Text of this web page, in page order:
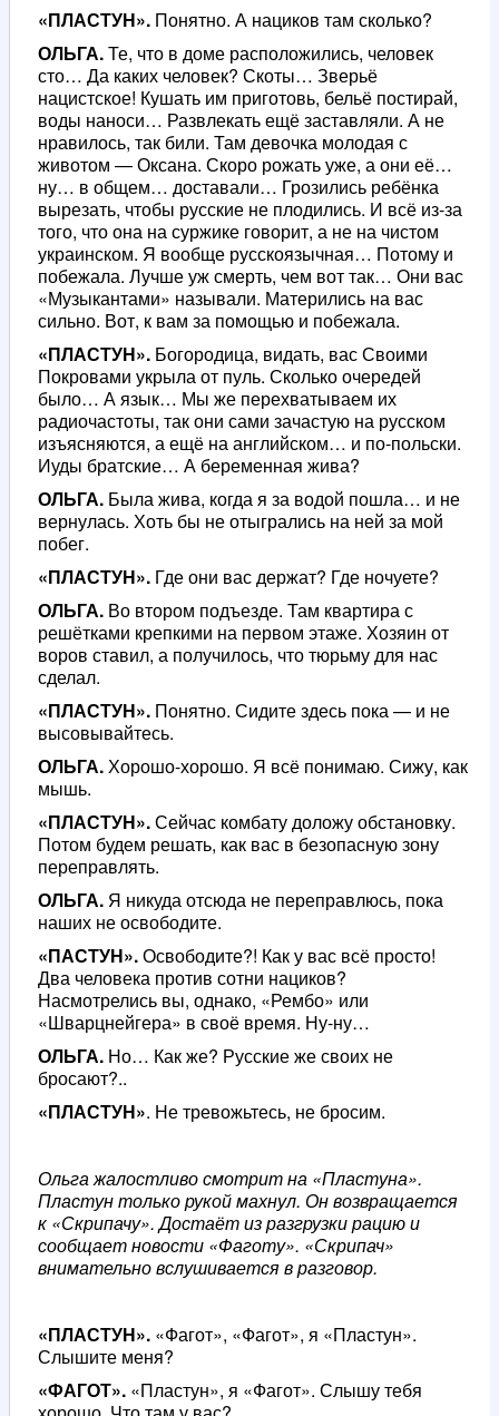
«ПЛАСТУН». Понятно. А нациков там сколько?
ОЛЬГА.Те, что в доме расположились, человек
сто… Да каких человек? Скоты… Зверьё
нацистское! Кушать им приготовь, бельё постирай,
воды наноси… Развлекать ещё заставляли. А не
нравилось, так били. Там девочка молодая с
животом — Оксана. Скоро рожать уже, а они её…
ну… в общем… доставали… Грозились ребёнка
вырезать, чтобы русские не плодились. И всё из-за
того, что она на суржике говорит, а не на чистом
украинском. Я вообще русскоязычная… Потому и
побежала. Лучше уж смерть, чем вот так… Они вас
«Музыкантами» называли. Матерились на вас
сильно. Вот, к вам за помощью и побежала.
«ПЛАСТУН». Богородица, видать, вас Своими
Покровами укрыла от пуль. Сколько очередей
было… А язык… Мы же перехватываем их
радиочастоты, так они сами зачастую на русском
изъясняются, а ещё на английском… и по-польски.
Иуды братские… А беременная жива?
ОЛЬГА. Была жива, когда я за водой пошла… и не
вернулась. Хоть бы не отыгрались на ней за мой
побег.
«ПЛАСТУН». Где они вас держат? Где ночуете?
ОЛЬГА. Во втором подъезде. Там квартира с
решётками крепкими на первом этаже. Хозяин от
воров ставил, а получилось, что тюрьму для нас
сделал.
«ПЛАСТУН». Понятно. Сидите здесь пока — и не
высовывайтесь.
ОЛЬГА.Хорошо-хорошо. Я всё понимаю. Сижу, как
мышь.
«ПЛАСТУН».Сейчас комбату доложу обстановку.
Потом будем решать, как вас в безопасную зону
переправлять.
ОЛЬГА. Я никуда отсюда не переправлюсь, пока
наших не освободите.
«ПАСТУН».Освободите?! Как у вас всё просто!
Два человека против сотни нациков?
Насмотрелись вы, однако, «Рембо» или
«Шварцнейгера» в своё время. Ну-ну…
ОЛЬГА. Но… Как же? Русские же своих не
бросают?..
«ПЛАСТУН». Не тревожьтесь, не бросим.
Ольга жалостливо смотрит на «Пластуна».
Пластун только рукой махнул. Он возвращается
к «Скрипачу». Достаёт из разгрузки рацию и
сообщает новости «Фаготу». «Скрипач»
внимательно вслушивается в разговор.
«ПЛАСТУН». «Фагот», «Фагот», я «Пластун».
Слышите меня?
«ФАГОТ». «Пластун», я «Фагот». Слышу тебя